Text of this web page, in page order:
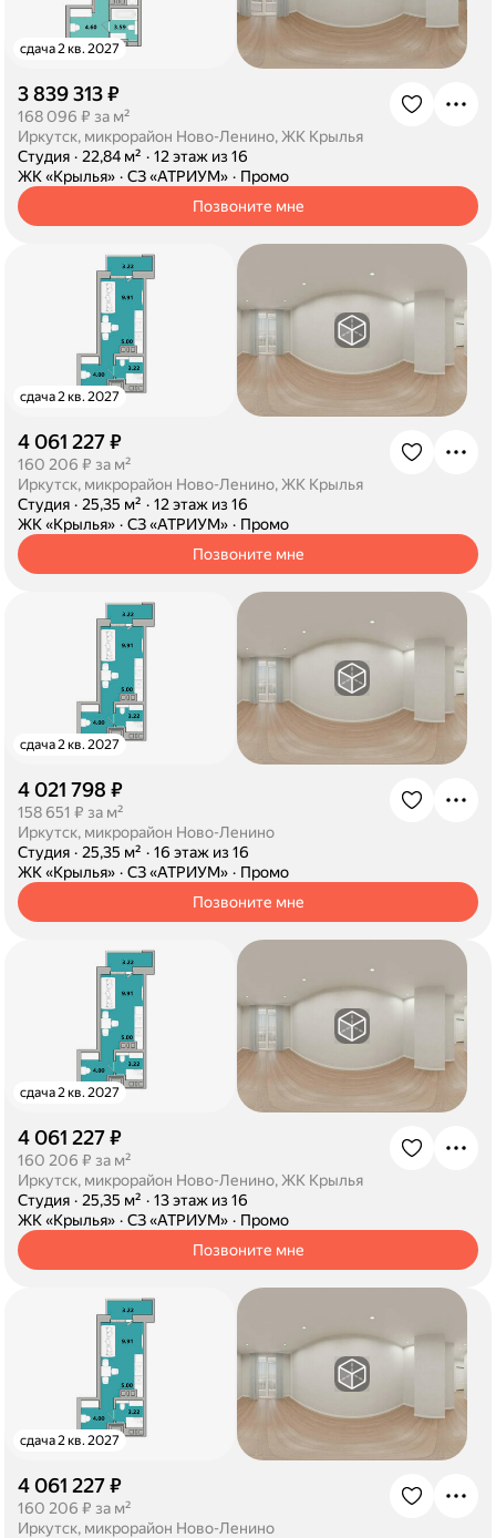
сдача 2 кв. 2027
3 839 313 ₽
168 096 ₽ за м²
Иркутск, микрорайон Ново-Ленино, ЖК Крылья
Студия · 22,84 м² · 12 этаж из 16
ЖК «Крылья» · СЗ «АТРИУМ» · Промо
Позвоните мне
сдача 2 кв. 2027
4 061 227 ₽
160 206 ₽ за м²
Иркутск, микрорайон Ново-Ленино, ЖК Крылья
Студия · 25,35 м² · 12 этаж из 16
ЖК «Крылья» · СЗ «АТРИУМ» · Промо
Позвоните мне
сдача 2 кв. 2027
4 021 798 ₽
158 651 ₽ за м²
Иркутск, микрорайон Ново-Ленино
Студия · 25,35 м² · 16 этаж из 16
ЖК «Крылья» · СЗ «АТРИУМ» · Промо
Позвоните мне
сдача 2 кв. 2027
4 061 227 ₽
160 206 ₽ за м²
Иркутск, микрорайон Ново-Ленино, ЖК Крылья
Студия · 25,35 м² · 13 этаж из 16
ЖК «Крылья» · СЗ «АТРИУМ» · Промо
Позвоните мне
сдача 2 кв. 2027
4 061 227 ₽
160 206 ₽ за м²
Иркутск, микрорайон Ново-Ленино